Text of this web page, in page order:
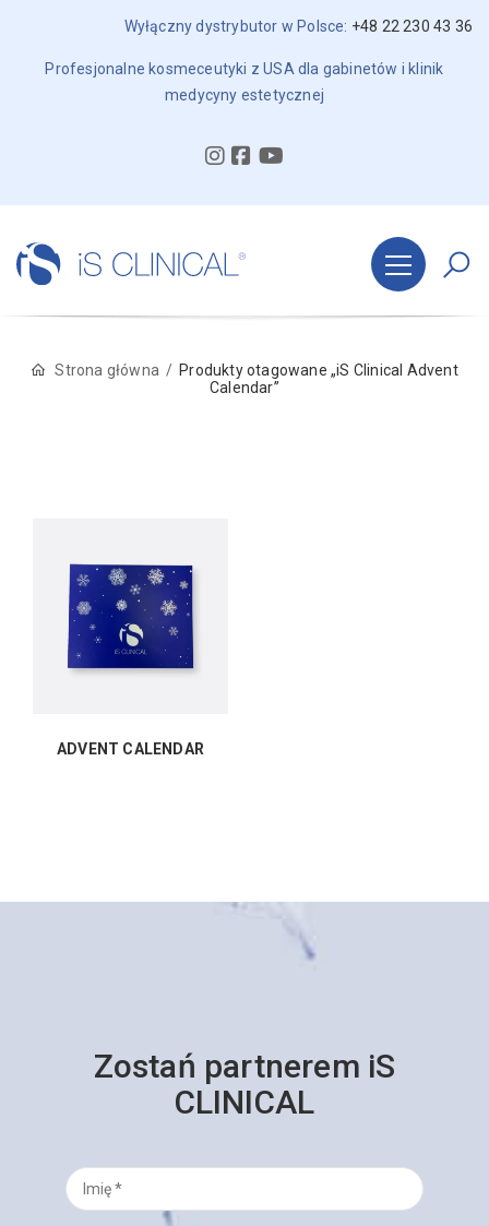
Wyłączny dystrybutor w Polsce: +48 22 230 43 36
Profesjonalne kosmeceutyki z USA dla gabinetów i klinik
medycyny estetycznej
Strona główna
Produkty otagowane „iS Clinical Advent
Calendar”
ADVENT CALENDAR
Zostań partnerem iS
CLINICAL